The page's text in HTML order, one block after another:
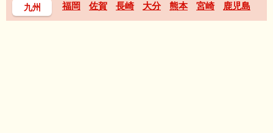
九州
福岡 佐賀 長崎 大分 熊本 宮崎 鹿児島